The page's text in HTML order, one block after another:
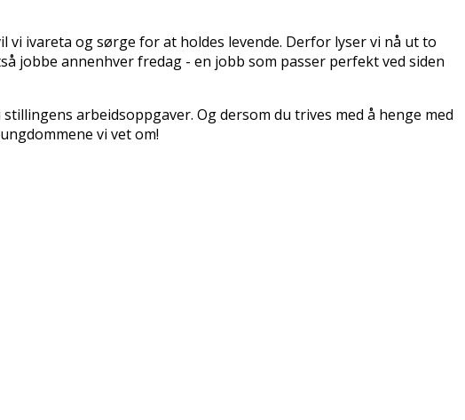
ivareta og sørge for at holdes levende. Derfor lyser vi nå ut to
jobbe annenhver fredag - en jobb som passer perfekt ved siden
arbeidsoppgaver. Og dersom du trives med å henge med
vi vet om!